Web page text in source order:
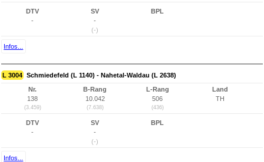
DTV
-
SV
-
(-)
BPL
Infos...
L 3004 Schmiedefeld (L 1140) - Nahetal-Waldau (L 2638)
Nr.
138
(3.459)
B-Rang
10.042
(7.638)
L-Rang
506
(436)
Land
TH
DTV
-
SV
-
(-)
BPL
Infos...